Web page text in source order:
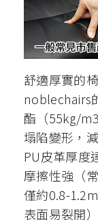
舒適厚實的
noblechairs
酯（55kg/
塌陷變形，
PU皮革厚度
摩擦性強（
僅約0.8-
表面易裂開